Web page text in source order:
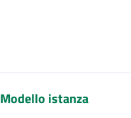
Modello istanza